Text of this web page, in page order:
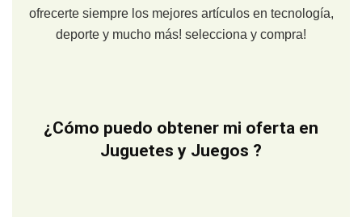
ofrecerte siempre los mejores artículos en tecnología,
deporte y mucho más! selecciona y compra!
¿Cómo puedo obtener mi oferta en
Juguetes y Juegos ?